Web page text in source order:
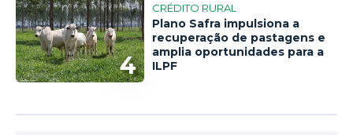
4
CRÉDITO RURAL
Plano Safra impulsiona a
recuperação de pastagens e
amplia oportunidades para a
ILPF